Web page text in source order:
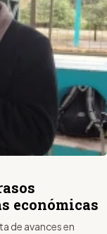
económicas
de avances en